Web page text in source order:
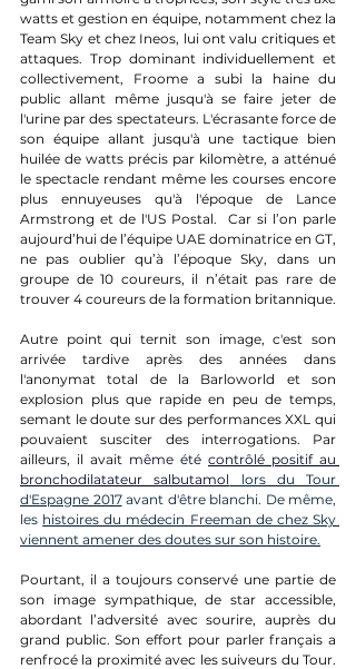
watts et gestion en équipe, notamment chez la
Team Sky et chez Ineos, lui ont valu critiques et
attaques. Trop dominant individuellement et
collectivement, Froome a subi la haine du
public allant même jusqu'à se faire jeter de
l'urine par des spectateurs. L'écrasante force de
son équipe allant jusqu'à une tactique bien
huilée de watts précis par kilomètre, a atténué
le spectacle rendant même les courses encore
plus ennuyeuses qu'à l'époque de Lance
Armstrong et de l'US Postal.  Car si l’on parle
aujourd’hui de l’équipe UAE dominatrice en GT,
ne pas oublier qu’à l’époque Sky, dans un
groupe de 10 coureurs, il n’était pas rare de
trouver 4 coureurs de la formation britannique.
Autre point qui ternit son image, c'est son
arrivée tardive après des années dans
l'anonymat total de la Barloworld et son
explosion plus que rapide en peu de temps,
semant le doute sur des performances XXL qui
pouvaient susciter des interrogations. Par
ailleurs, il avait même été contrôlé positif au
bronchodilatateur salbutamol lors du Tour
d'Espagne 2017 avant d'être blanchi. De même,
les histoires du médecin Freeman de chez Sky
viennent amener des doutes sur son histoire.
Pourtant, il a toujours conservé une partie de
son image sympathique, de star accessible,
abordant l’adversité avec sourire, auprès du
grand public. Son effort pour parler français a
renfrocé la proximité avec les suiveurs du Tour.